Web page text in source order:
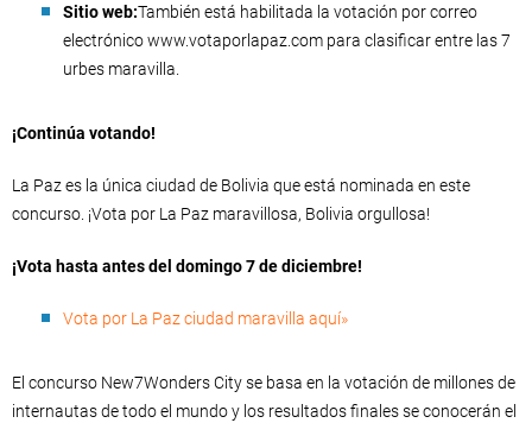
Sitio web:También está habilitada la votación por correo
electrónico www.votaporlapaz.com para clasificar entre las 7
urbes maravilla.
¡Continúa votando!
La Paz es la única ciudad de Bolivia que está nominada en este
concurso. ¡Vota por La Paz maravillosa, Bolivia orgullosa!
¡Vota hasta antes del domingo 7 de diciembre!
Vota por La Paz ciudad maravilla aquí»
El concurso New7Wonders City se basa en la votación de millones de
internautas de todo el mundo y los resultados finales se conocerán el